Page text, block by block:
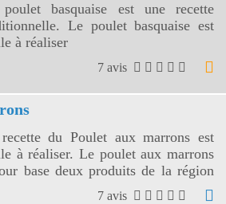
basquaise est une recette
Le poulet basquaise est
à réaliser
7 avis
du Poulet aux marrons est
à réaliser. Le poulet aux marrons
base deux produits de la région
Alpes, le poulet de Bresse et les
7 avis